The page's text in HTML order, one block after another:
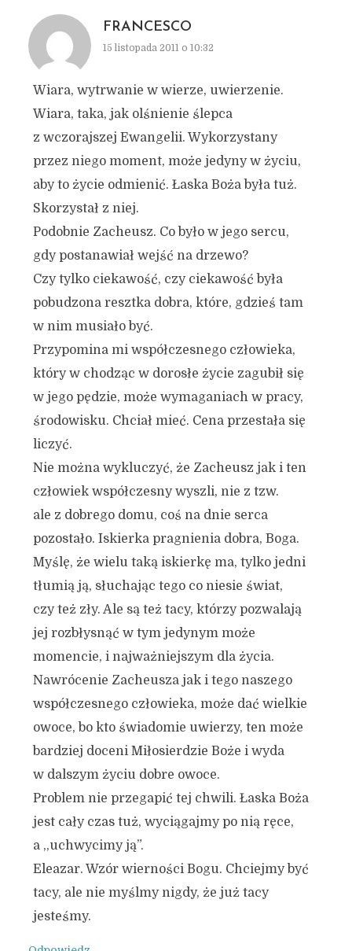
FRANCESCO
15 listopada 2011 o 10:32
Wiara, wytrwanie w wierze, uwierzenie.
Wiara, taka, jak olśnienie ślepca
z wczorajszej Ewangelii. Wykorzystany
przez niego moment, może jedyny w życiu,
aby to życie odmienić. Łaska Boża była tuż.
Skorzystał z niej.
Podobnie Zacheusz. Co było w jego sercu,
gdy postanawiał wejść na drzewo?
Czy tylko ciekawość, czy ciekawość była
pobudzona resztka dobra, które, gdzieś tam
w nim musiało być.
Przypomina mi współczesnego człowieka,
który w chodząc w dorosłe życie zagubił się
w jego pędzie, może wymaganiach w pracy,
środowisku. Chciał mieć. Cena przestała się
liczyć.
Nie można wykluczyć, że Zacheusz jak i ten
człowiek współczesny wyszli, nie z tzw.
ale z dobrego domu, coś na dnie serca
pozostało. Iskierka pragnienia dobra, Boga.
Myślę, że wielu taką iskierkę ma, tylko jedni
tłumią ją, słuchając tego co niesie świat,
czy też zły. Ale są też tacy, którzy pozwalają
jej rozbłysnąć w tym jedynym może
momencie, i najważniejszym dla życia.
Nawrócenie Zacheusza jak i tego naszego
współczesnego człowieka, może dać wielkie
owoce, bo kto świadomie uwierzy, ten może
bardziej doceni Miłosierdzie Boże i wyda
w dalszym życiu dobre owoce.
Problem nie przegapić tej chwili. Łaska Boża
jest cały czas tuż, wyciągajmy po nią ręce,
a ,,uchwycimy ją”.
Eleazar. Wzór wierności Bogu. Chciejmy być
tacy, ale nie myślmy nigdy, że już tacy
jesteśmy.